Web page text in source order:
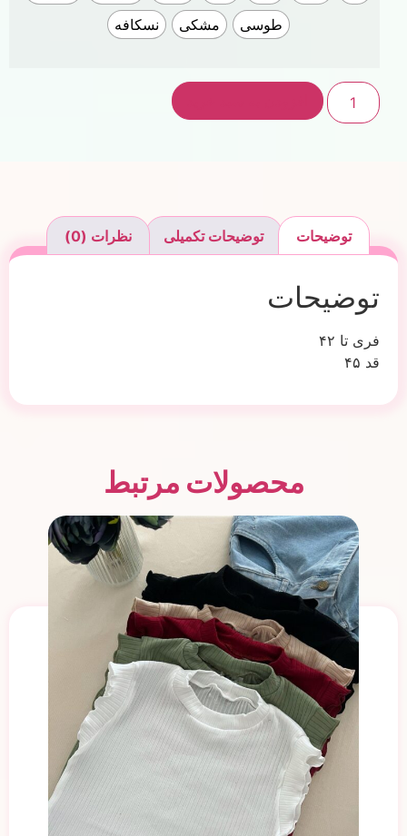
طوسی
مشکی نسکافه
توضیحات توضیحات تکمیلی نظرات (0)
توضیحات
فری تا ۴۲
قد ۴۵
محصولات مرتبط